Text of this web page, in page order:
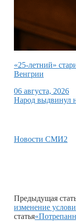
«25-летний»
Венгрии
06 августа, 2026
Народ выдвинул
Новости СМИ2
Предыдущая
изменение
статья